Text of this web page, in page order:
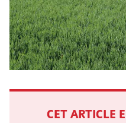
CET ARTICLE